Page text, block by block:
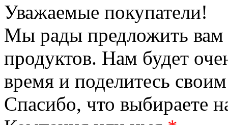
Уважаемые покупатели!
Мы рады предложить вам
продуктов. Нам будет
время и поделитесь
Спасибо, что выбираете